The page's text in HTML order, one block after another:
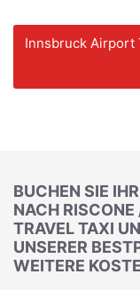
Innsbruck Airport
BUCHEN SIE
NACH RISCONE
TRAVEL TAXI
UNSERER
WEITERE